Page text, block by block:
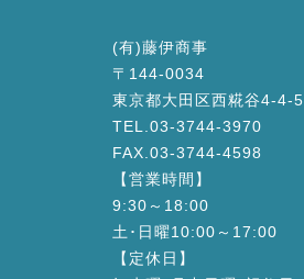
(有)藤伊商事
〒144-0034
東京都大田区西糀谷4-4-5
TEL.03-3744-3970
FAX.03-3744-4598
【営業時間】
9:30～18:00
土･日曜10:00～17:00
【定休日】